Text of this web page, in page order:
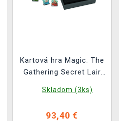
Kartová hra Magic: The
Gathering Secret Lair
Gray Box
Skladom (3ks)
93,40 €